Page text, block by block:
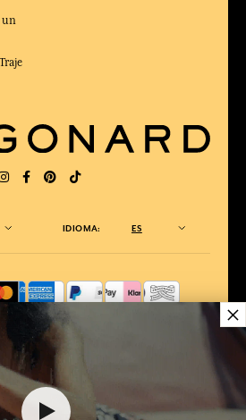
un
IDIOMA: ES
MEJOR SITIO DE COMERCIO
2025 por la revista Capital
×